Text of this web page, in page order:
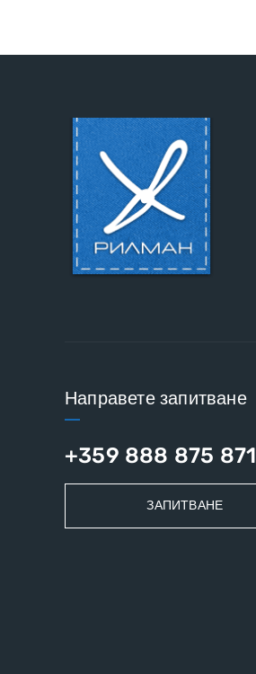
Направете запитване
+359 888 875 871
ЗАПИТВАНЕ